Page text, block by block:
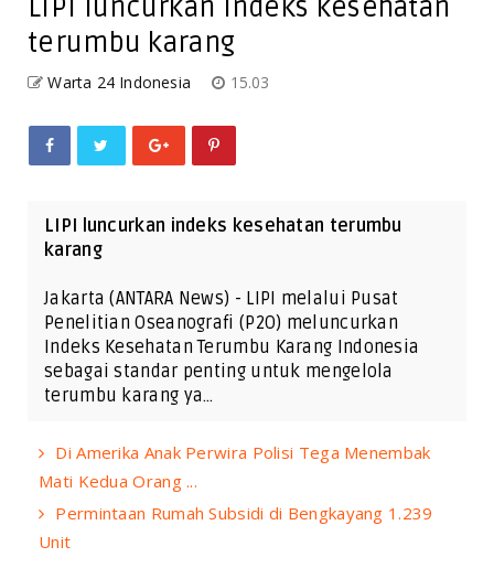
LIPI luncurkan indeks kesehatan
terumbu karang
Warta 24 Indonesia 15.03
LIPI luncurkan indeks kesehatan terumbu
karang
Jakarta (ANTARA News) - LIPI melalui Pusat
Penelitian Oseanografi (P2O) meluncurkan
Indeks Kesehatan Terumbu Karang Indonesia
sebagai standar penting untuk mengelola
terumbu karang ya…
Di Amerika Anak Perwira Polisi Tega Menembak
Mati Kedua Orang ...
Permintaan Rumah Subsidi di Bengkayang 1.239
Unit